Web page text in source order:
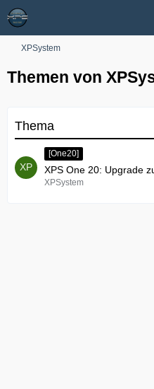
XPSystem
Themen von
Thema
[One20]
XPS One 20: Upgrade
XPSystem